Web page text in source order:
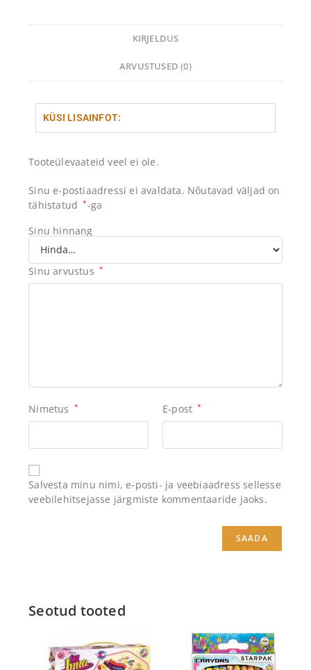
KIRJELDUS
ARVUSTUSED (0)
KÜSI LISAINFOT:
Tooteülevaateid veel ei ole.
Sinu e-postiaadressi ei avaldata. Nõutavad väljad on
tähistatud
*-ga
Sinu hinnang
Sinu arvustus *
Nimetus * E-post *
Salvesta minu nimi, e-posti- ja veebiaadress sellesse
veebilehitsejasse järgmiste kommentaaride jaoks.
Seotud tooted